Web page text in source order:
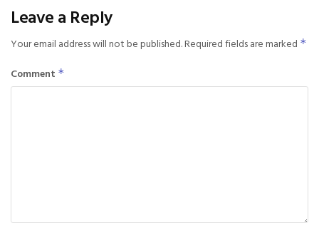
Leave a Reply
Your email address will not be published.Required fields are marked *
Comment *